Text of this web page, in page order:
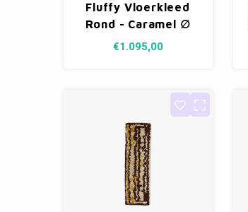
Fluffy Vloerkleed
Rond - Caramel ∅
200 cm
€1.095,00